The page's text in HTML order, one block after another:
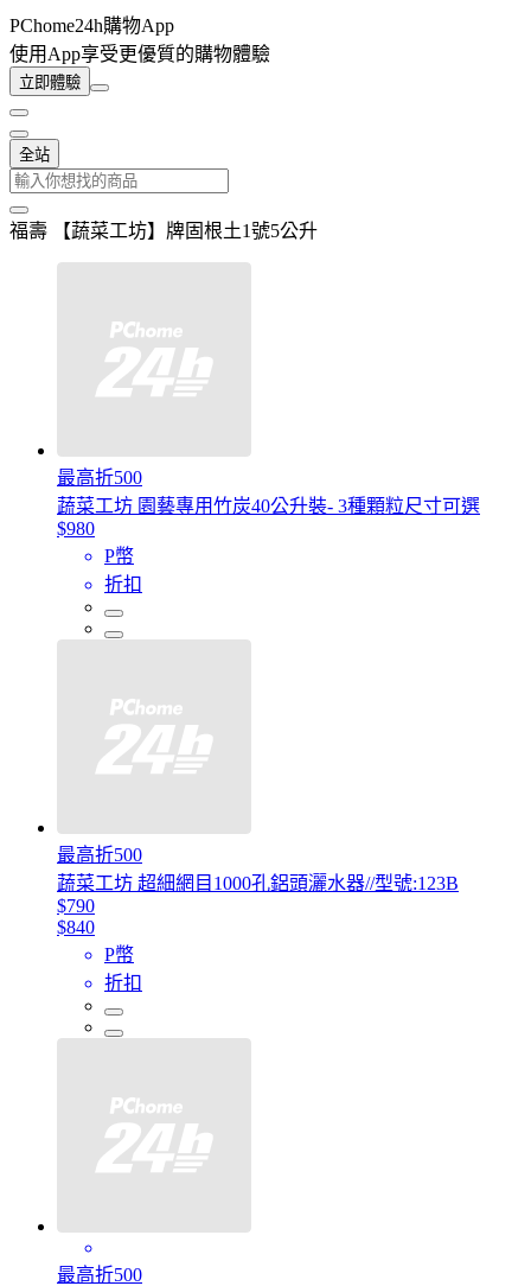
PChome24h購物App
使用App享受更優質的購物體驗
立即體驗
全站
福壽 【蔬菜工坊】牌固根土1號5公升
最高折500
蔬菜工坊 園藝專用竹炭40公升裝- 3種顆粒尺寸可選
$980
P幣
折扣
最高折500
蔬菜工坊 超細網目1000孔鋁頭灑水器//型號:123B
$790
$840
P幣
折扣
最高折500